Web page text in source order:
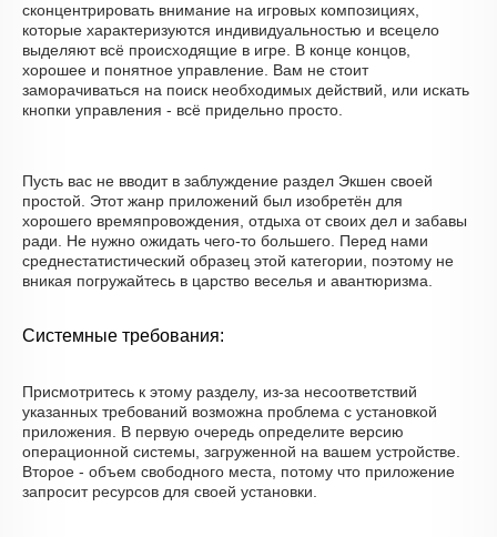
сконцентрировать внимание на игровых композициях,
которые характеризуются индивидуальностью и всецело
выделяют всё происходящие в игре. В конце концов,
хорошее и понятное управление. Вам не стоит
заморачиваться на поиск необходимых действий, или искать
кнопки управления - всё придельно просто.
Пусть вас не вводит в заблуждение раздел Экшен своей
простой. Этот жанр приложений был изобретён для
хорошего времяпровождения, отдыха от своих дел и забавы
ради. Не нужно ожидать чего-то большего. Перед нами
среднестатистический образец этой категории, поэтому не
вникая погружайтесь в царство веселья и авантюризма.
Системные требования:
Присмотритесь к этому разделу, из-за несоответствий
указанных требований возможна проблема с установкой
приложения. В первую очередь определите версию
операционной системы, загруженной на вашем устройстве.
Второе - объем свободного места, потому что приложение
запросит ресурсов для своей установки.